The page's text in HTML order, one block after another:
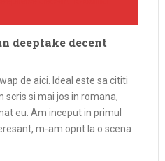
deepfake decent
de aici. Ideal este sa cititi
scris si mai jos in romana,
eu. Am inceput in primul
m-am oprit la o scena